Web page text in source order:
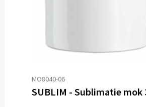
MO8040-06
SUBLIM - Sublimatie mok